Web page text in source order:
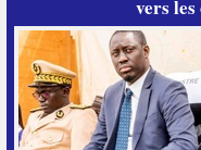
vers